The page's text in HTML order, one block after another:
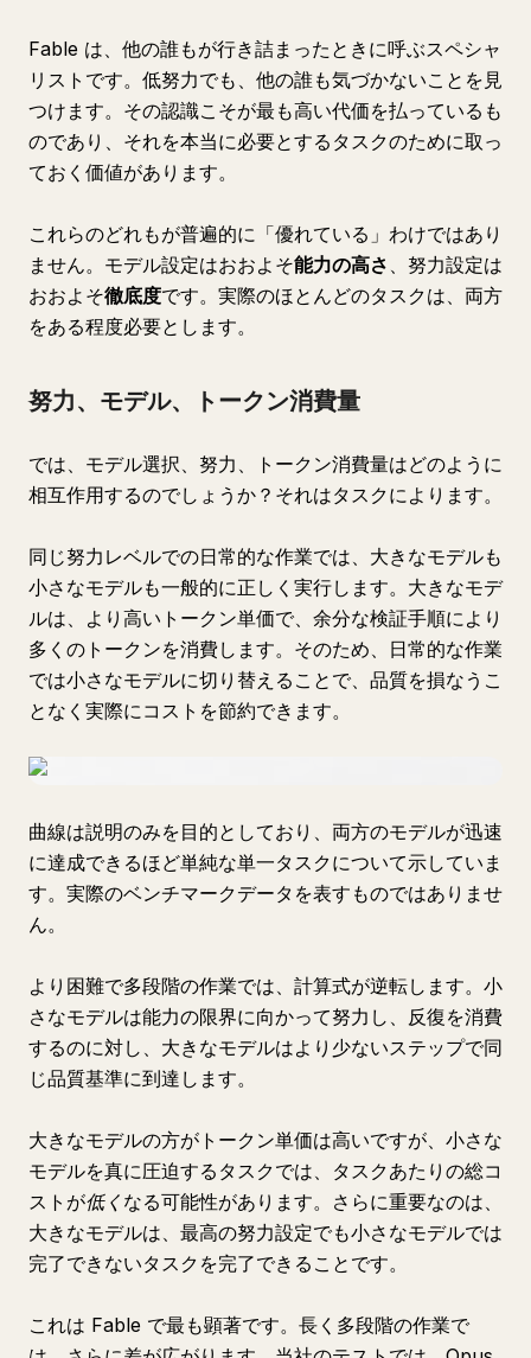
Fable は、他の誰もが行き詰まったときに呼ぶスペシャ
リストです。低努力でも、他の誰も気づかないことを見
つけます。その認識こそが最も高い代価を払っているも
のであり、それを本当に必要とするタスクのために取っ
ておく価値があります。
これらのどれもが普遍的に「優れている」わけではあり
ません。モデル設定はおおよそ能力の高さ 、努力設定は
おおよそ徹底度です。実際のほとんどのタスクは、両方
をある程度必要とします。
努力、モデル、トークン消費量
では、モデル選択、努力、トークン消費量はどのように
相互作用するのでしょうか？それはタスクによります。
同じ努力レベルでの日常的な作業では、大きなモデルも
小さなモデルも一般的に正しく実行します。大きなモデ
ルは、より高いトークン単価で、余分な検証手順により
多くのトークンを消費します。そのため、日常的な作業
では小さなモデルに切り替えることで、品質を損なうこ
となく実際にコストを節約できます。
曲線は説明のみを目的としており、両方のモデルが迅速
に達成できるほど単純な単一タスクについて示していま
す。実際のベンチマークデータを表すものではありませ
ん。
より困難で多段階の作業では、計算式が逆転します。小
さなモデルは能力の限界に向かって努力し、反復を消費
するのに対し、大きなモデルはより少ないステップで同
じ品質基準に到達します。
大きなモデルの方がトークン単価は高いですが、小さな
モデルを真に圧迫するタスクでは、タスクあたりの総コ
ストが低く なる可能性があります。さらに重要なのは、
大きなモデルは、最高の努力設定でも小さなモデルでは
完了できないタスクを完了できることです。
これは Fable で最も顕著です。長く多段階の作業で